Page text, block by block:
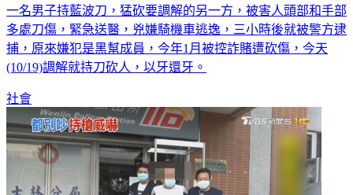
一名男子持藍波刀，猛砍要調解的另一方，被害人頭部和手部
多處刀傷，緊急送醫，兇嫌騎機車逃逸，三小時後就被警方逮
捕，原來嫌犯是黑幫成員，今年1月被控詐賭遭砍傷，今天
(10/19)調解就持刀砍人，以牙還牙。
社會